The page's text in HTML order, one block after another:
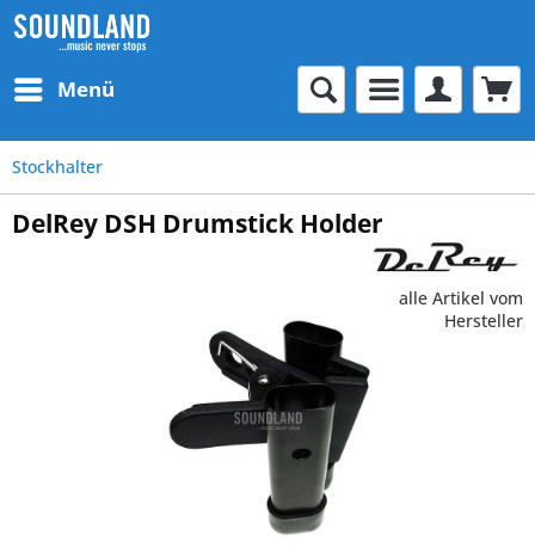
Menü
Stockhalter
DelRey DSH Drumstick Holder
alle Artikel vom
Hersteller